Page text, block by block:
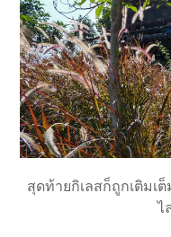
สุดท้ายกิเลสก็ถูกเติมเ
ไ